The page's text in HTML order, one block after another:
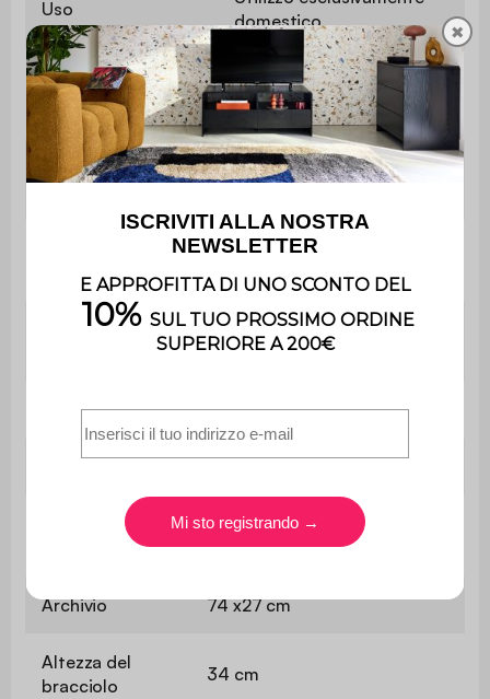
Uso
domestico
Garanzia 2 anni
Montaggio
Il montaggio è semplice, le
dei sedili
Schiuma di poliuretano (24
kg/m3)
Rivestimento
dello schienale
Schiuma di poliuretano (20
kg/m3)
Archivio Schiuma 20 kg/m3
Altezza del
25 cm
Archivio 74 x27 cm
Altezza del
bracciolo
34 cm
✖